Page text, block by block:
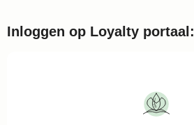
Inloggen op Loyalty portaal: